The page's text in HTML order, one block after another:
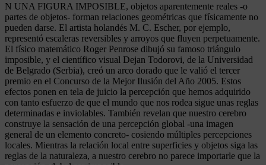
N UNA FIGURA IMPOSIBLE, objetos aparentemente reales -o
partes de objetos- forman relaciones geométricas que físicamente no
pueden darse. El artista holandés M. C. Escher, por ejemplo,
representó escaleras reversibles y arroyos que fluyen perpetuamente.
El físico matemático Roger Penrose dibujó su famoso triángulo
imposible, y el científico visual Dejan Todorovi, de la Universidad
de Belgrado (Serbia), creó un arco dorado que le valió el tercer
premio en el Concurso de la Mejor Ilusión del Año 2005. Estos
efectos ponen en tela de juicio la percepción que hemos adquirido
con tanto esfuerzo de que el mundo que nos rodea sigue unas reglas
determinadas e inviolables. También revelan que nuestro cerebro
construye la sensación de una percepción global -una imagen
general de un elemento concreto- cosiendo múltiples percepciones
locales. Mientras la relación local entre superficies y objetos siga las
reglas de la naturaleza, a nuestro cerebro no parece importarle que la